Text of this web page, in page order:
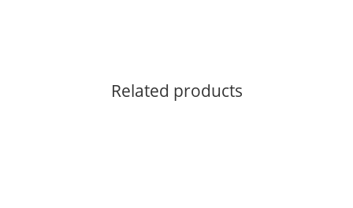
Related products